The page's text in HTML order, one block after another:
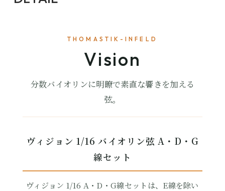
THOMASTIK-INFELD
Vision
分数バイオリンに明瞭で素直な響きを加える
弦。
ヴィジョン 1/16 バイオリン弦 A・D・G
線セット
ヴィジョン 1/16 A・D・G線セットは、E線を除い